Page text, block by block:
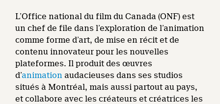
L’Office national du film du Canada (ONF) est
un chef de file dans l’exploration de l’animation
comme forme d’art, de mise en récit et de
contenu innovateur pour les nouvelles
plateformes. Il produit des œuvres
d’animation audacieuses dans ses studios
situés à Montréal, mais aussi partout au pays,
et collabore avec les créateurs et créatrices les